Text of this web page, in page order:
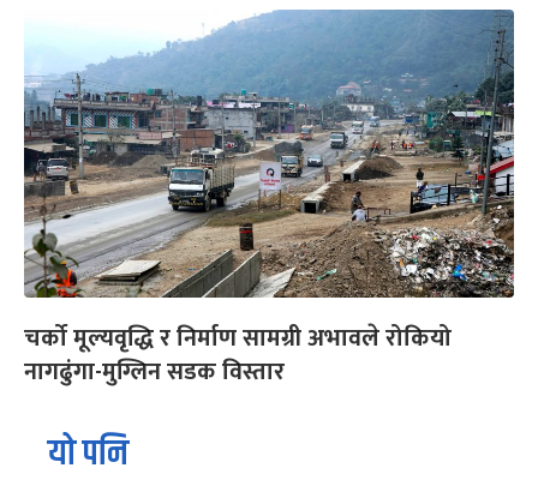
चर्को मूल्यवृद्धि र निर्माण सामग्री अभावले रोकियो
नागढुंगा-मुग्लिन सडक विस्तार
यो पनि